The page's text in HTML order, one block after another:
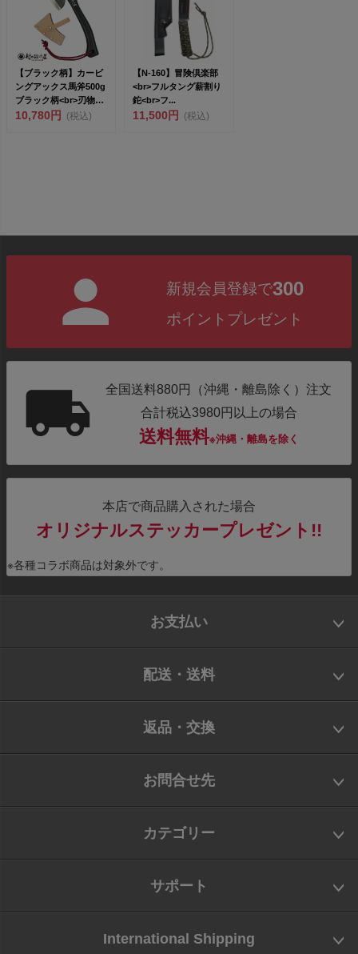
【ブラック柄】カービ
ングアックス馬斧500g
ブラック柄<br>刃物の
本...
10,780円 (税込)
【N-160】冒険倶楽部
<br>フルタング薪割り
鉈<br>フ...
11,500円 (税込)
新規会員登録で300
ポイントプレゼント
全国送料880円（沖縄・離島除く）注文
合計税込3980円以上の場合
送料無料※沖縄・離島を除く
本店で商品購入された場合
オリジナルステッカープレゼント!!
※各種コラボ商品は対象外です。
お支払い
配送・送料
返品・交換
お問合せ先
カテゴリー
サポート
International Shipping